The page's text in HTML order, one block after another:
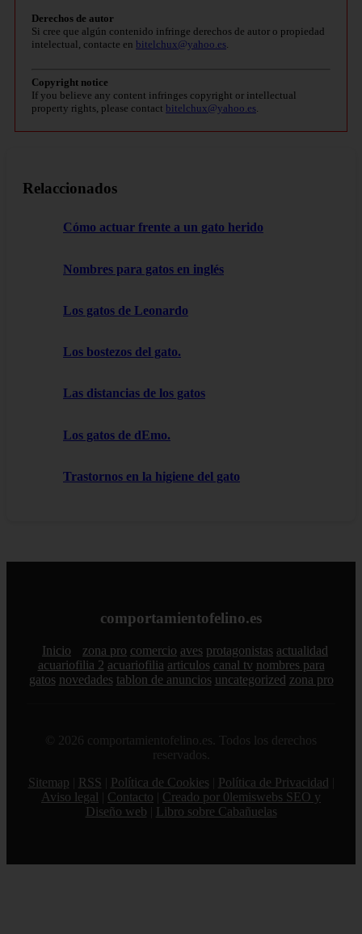
Derechos de autor
Si cree que algún contenido infringe derechos de autor o propiedad
intelectual, contacte en bitelchux@yahoo.es
Copyright notice
If you believe any content infringes copyright or intellectual
property rights, please contact bitelchux@yahoo.es
Relaccionados
Cómo actuar frente a un gato herido
Nombres para gatos en inglés
Los gatos de Leonardo
Los bostezos del gato.
Las distancias de los gatos
Los gatos de dEmo.
Trastornos en la higiene del gato
comportamientofelino.es
Inicio zona pro comercio aves protagonistas actualidad
acuariofilia 2 acuariofilia articulos canal tv nombres para
gatos novedades tablon de anuncios uncategorized zona pro
© 2026 comportamientofelino.es. Todos los derechos
reservados.
Sitemap
RSS Política de Cookies Política de Privacidad
Aviso legal
Contacto
Creado por 0lemiswebs SEO y
Diseño web
Libro sobre Cabañuelas